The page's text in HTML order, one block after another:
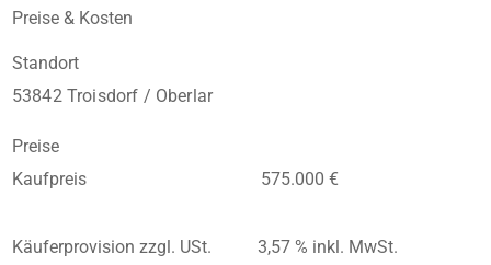
Preise & Kosten
Standort
53842 Troisdorf / Oberlar
Preise
Kaufpreis
575.000 €
Käuferprovision zzgl. USt. 3,57 % inkl. MwSt.